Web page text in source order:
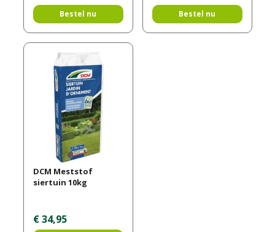
Bestel nu Bestel nu
DCM Meststof
siertuin 10kg
€ 34,95